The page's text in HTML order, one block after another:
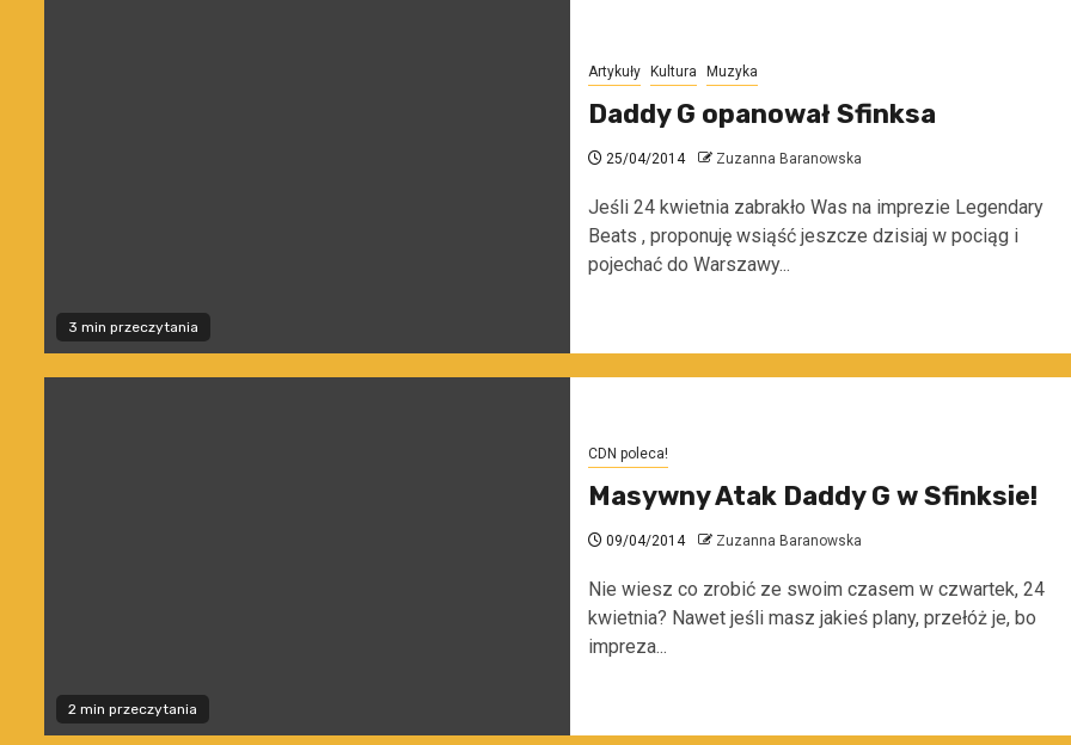
3 min przeczytania
Artykuły Kultura Muzyka
Daddy G opanował Sfinksa
25/04/2014 Zuzanna Baranowska
Jeśli 24 kwietnia zabrakło Was na imprezie Legendary
Beats , proponuję wsiąść jeszcze dzisiaj w pociąg i
pojechać do Warszawy...
2 min przeczytania
CDN poleca!
Masywny Atak Daddy G w Sfinksie!
09/04/2014 Zuzanna Baranowska
Nie wiesz co zrobić ze swoim czasem w czwartek, 24
kwietnia? Nawet jeśli masz jakieś plany, przełóż je, bo
impreza...